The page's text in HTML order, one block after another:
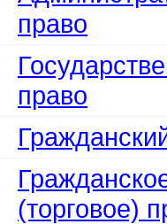
право
право
(торговое)